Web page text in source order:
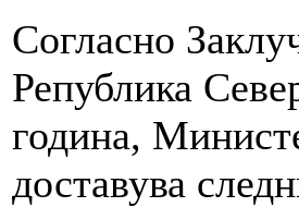
Согласно
Република
година,
доставува